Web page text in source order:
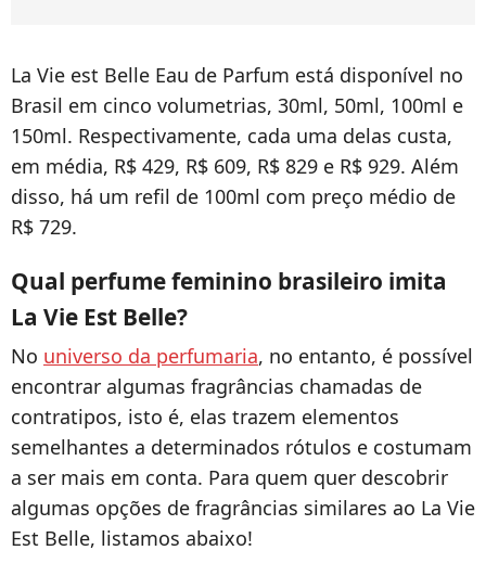
La Vie est Belle Eau de Parfum está disponível no
Brasil em cinco volumetrias, 30ml, 50ml, 100ml e
150ml. Respectivamente, cada uma delas custa,
em média, R$ 429, R$ 609, R$ 829 e R$ 929. Além
disso, há um refil de 100ml com preço médio de
R$ 729.
Qual perfume feminino brasileiro imita
La Vie Est Belle?
No universo da perfumaria, no entanto, é possível
encontrar algumas fragrâncias chamadas de
contratipos, isto é, elas trazem elementos
semelhantes a determinados rótulos e costumam
a ser mais em conta. Para quem quer descobrir
algumas opções de fragrâncias similares ao La Vie
Est Belle, listamos abaixo!